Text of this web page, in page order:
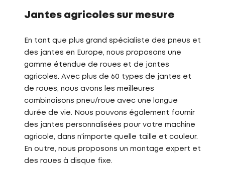
Jantes agricoles sur mesure
En tant que plus grand spécialiste des pneus et
des jantes en Europe, nous proposons une
gamme étendue de roues et de jantes
agricoles. Avec plus de 60 types de jantes et
de roues, nous avons les meilleures
combinaisons pneu/roue avec une longue
durée de vie. Nous pouvons également fournir
des jantes personnalisées pour votre machine
agricole, dans n'importe quelle taille et couleur.
En outre, nous proposons un montage expert et
des roues à disque fixe.